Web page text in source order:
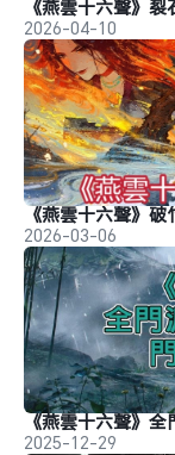
2026-04-10
《燕雲十六聲》破
2026-03-06
《燕雲十六聲》
2025-12-29